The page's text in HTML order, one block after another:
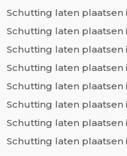
Schutting laten
Schutting laten plaatsen
Schutting laten plaatsen
Schutting laten plaatsen
Schutting laten plaatsen
Schutting laten plaatsen
Schutting laten plaatsen
Schutting laten plaatsen